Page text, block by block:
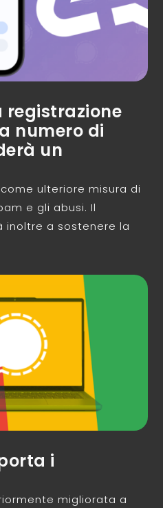
registrazione
numero di
un
ulteriore misura di
e gli abusi. Il
inoltre a sostenere la
i
migliorata a